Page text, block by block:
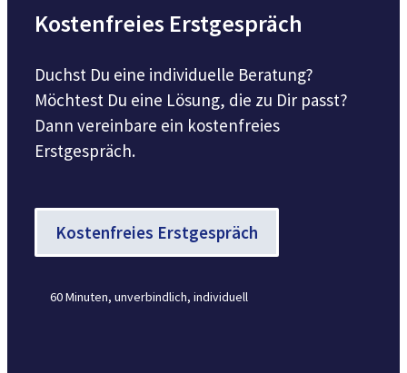
Kostenfreies Erstgespräch
Duchst Du eine individuelle Beratung?
Möchtest Du eine Lösung, die zu Dir passt?
Dann vereinbare ein kostenfreies
Erstgespräch.
Kostenfreies Erstgespräch
60 Minuten, unverbindlich, individuell